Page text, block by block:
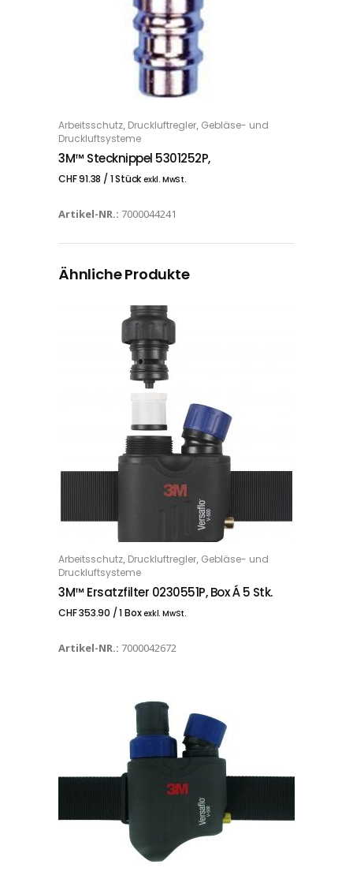
IN DEN WARENKORB
Arbeitsschutz, Druckluftregler, Gebläse- und
Druckluftsysteme
3M™ Stecknippel 5301252P,
CHF91.38 / 1 Stückexkl. MwSt.
Artikel-NR.: 7000044241
Ähnliche Produkte
IN DEN WARENKORB
Arbeitsschutz, Druckluftregler, Gebläse- und
Druckluftsysteme
3M™ Ersatzfilter 0230551P, Box Á 5 Stk.
CHF353.90 / 1 Boxexkl. MwSt.
Artikel-NR.: 7000042672